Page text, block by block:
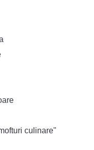
culinare"